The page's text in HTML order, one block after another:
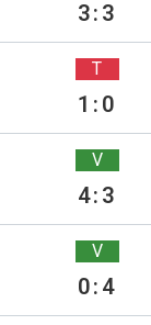
3:3
T
1:0
V
4:3
V
0:4